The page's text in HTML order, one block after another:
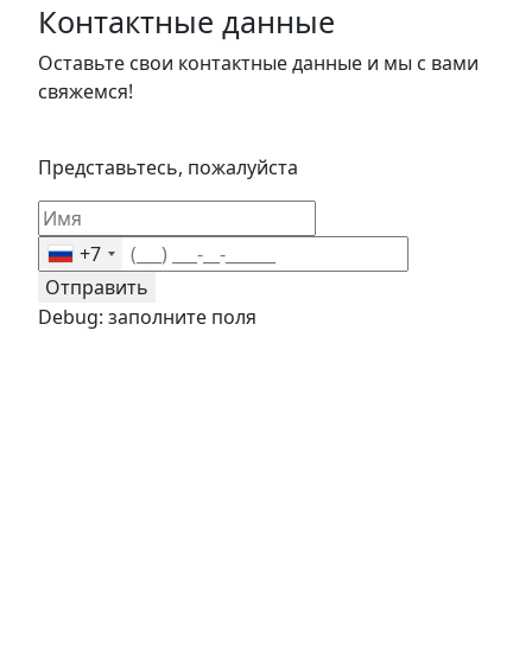
Контактные данные
Оставьте свои контактные данные и мы с вами
свяжемся!
Представьтесь, пожалуйста
+7
Отправить
Debug: заполните поля